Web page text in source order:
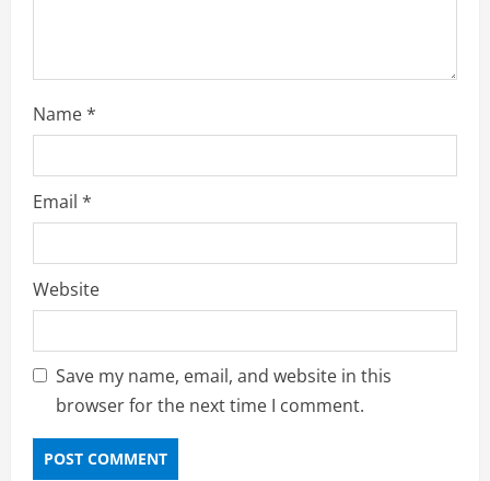
Name*
Email *
Website
Save my name, email, and website in this
browser for the next time I comment.